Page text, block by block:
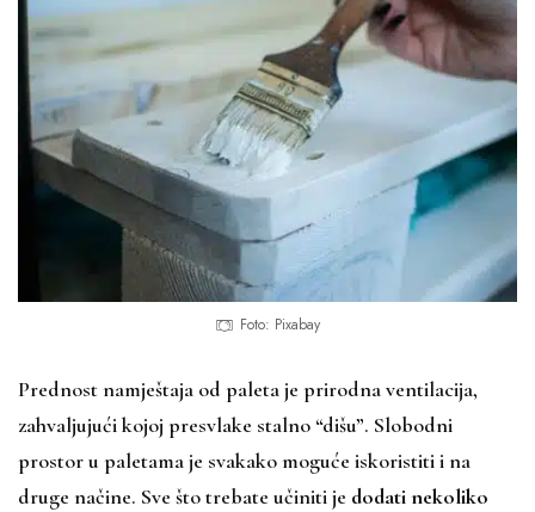
Foto: Pixabay
Prednost namještaja od paleta je prirodna ventilacija,
zahvaljujući kojoj presvlake stalno “dišu”. Slobodni
prostor u paletama je svakako moguće iskoristiti i na
druge načine. Sve što trebate učiniti je dodati nekoliko